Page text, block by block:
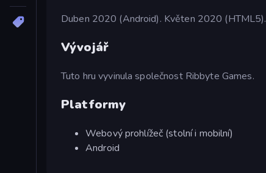
Duben 2020 (Android). Květen 2020 (HTML5).
Vývojář
Tuto hru vyvinula společnost Ribbyte Games.
Platformy
Webový prohlížeč (stolní i mobilní)
Android